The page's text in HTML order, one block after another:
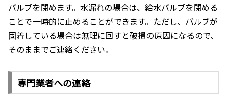
バルブを閉めます。水漏れの場合は、給水バルブを閉める
ことで一時的に止めることができます。ただし、バルブが
固着している場合は無理に回すと破損の原因になるので、
そのままでご連絡ください。
専門業者への連絡